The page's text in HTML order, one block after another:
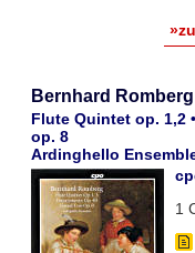
Bernhard Romberg
Flute Quintet op. 1,2
op. 8
Ardinghello
1